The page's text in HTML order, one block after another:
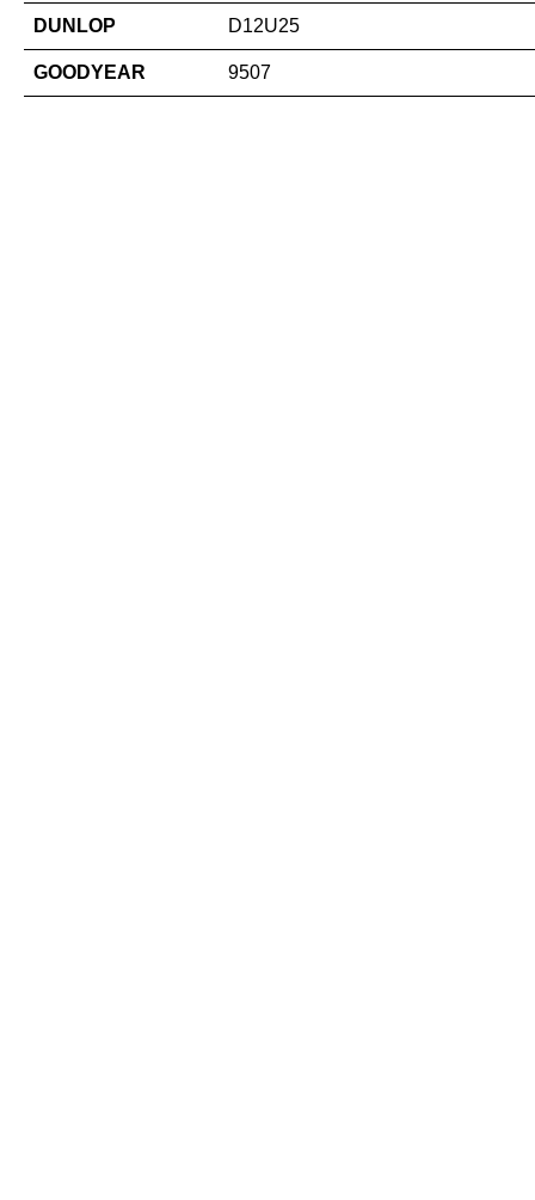
DUNLOP D12U25
GOODYEAR 9507